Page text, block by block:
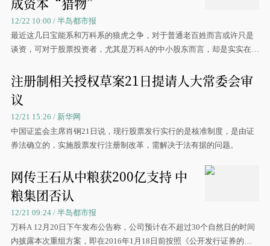
12/22 10:00 / 半岛都市报
最近这几日宝能系和万科系的狼虎之争，对于普通老百姓而言或许只是
谈资，可对于股票投资者，尤其是万科A的中小股东而言，却是实实在在
注册制相关授权草案21日提请人大常委会审
议
12/21 15:26 / 新华网
中国证监会主席肖钢21日说，现行股票发行实行的是核准制度，是由证
券法确立的，实施股票发行注册制改革，需解决于法有据的问题。
网传王石从中粮获200亿支持 中
粮集团否认
12/21 09:24 / 半岛都市报
万科A 12月20日下午发布公告称，公司预计在不超过30个自然日的时间
内披露本次重组方案，即在2016年1月18日前按照《公开发行证券的公